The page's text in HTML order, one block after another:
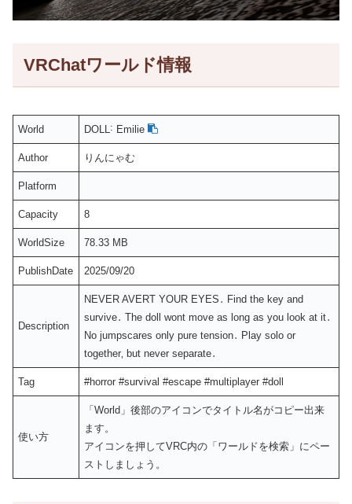
VRChatワールド情報
World DOLL˸ Emilie
Author りんにゃむ
Platform
Capacity 8
WorldSize 78.33 MB
PublishDate 2025/09/20
Description
NEVER AVERT YOUR EYES․ Find the key and
survive․ The doll wont move as long as you look at it․
No jumpscares only pure tension․ Play solo or
together‚ but never separate․
Tag #horror #survival #escape #multiplayer #doll
使い方
「World」後部のアイコンでタイトル名がコピー出来
ます。
アイコンを押してVRC内の「ワールドを検索」にペー
ストしましょう。